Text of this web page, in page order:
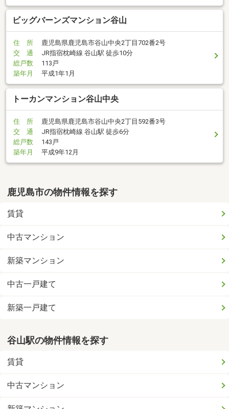
ビッグバーンズマンション谷山
住 所
鹿児島県鹿児島市谷山中央2丁目702番2号
交 通
JR指宿枕崎線 谷山駅 徒歩10分
総戸数
113戸
築年月
平成1年1月
トーカンマンション谷山中央
住 所
鹿児島県鹿児島市谷山中央2丁目592番3号
交 通
JR指宿枕崎線 谷山駅 徒歩6分
総戸数
143戸
築年月
平成9年12月
鹿児島市の物件情報を探す
賃貸
中古マンション
新築マンション
中古一戸建て
新築一戸建て
谷山駅の物件情報を探す
賃貸
中古マンション